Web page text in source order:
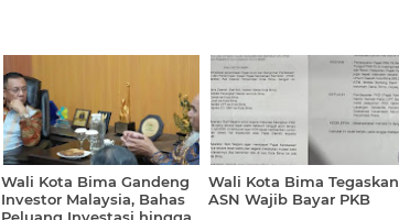
Wali Kota Bima Gandeng
Investor Malaysia, Bahas
Wali Kota Bima Tegaskan
ASN Wajib Bayar PKB